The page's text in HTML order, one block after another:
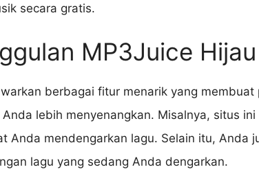
secara gratis.
MP3Juice Hijau
berbagai fitur menarik yang membuat
lebih menyenangkan. Misalnya, situs
Anda mendengarkan lagu. Selain itu, Anda
lagu yang sedang Anda dengarkan.